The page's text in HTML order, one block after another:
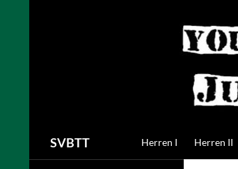
SVBTT Herren I Herren II